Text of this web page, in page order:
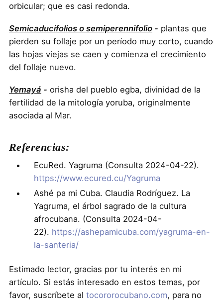
orbicular; que es casi redonda.
Semicaducifolios o semiperennifolio- plantas que
pierden su follaje por un período muy corto, cuando
las hojas viejas se caen y comienza el crecimiento
del follaje nuevo.
Yemayá - orisha del pueblo egba, divinidad de la
fertilidad de la mitología yoruba, originalmente
asociada al Mar.
Referencias:
EcuRed. Yagruma (Consulta 2024-04-22).
https://www.ecured.cu/Yagruma
Ashé pa mi Cuba. Claudia Rodríguez. La
Yagruma, el árbol sagrado de la cultura
afrocubana. (Consulta 2024-04-
22). https://ashepamicuba.com/yagruma-en-
la-santeria/
Estimado lector, gracias por tu interés en mi
artículo. Si estás interesado en estos temas, por
favor, suscríbete al tocororocubano.com, para no